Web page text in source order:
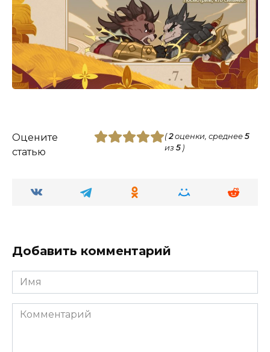
Оцените
статью
(2оценки, среднее 5
из 5)
Добавить комментарий
Имя
Комментарий